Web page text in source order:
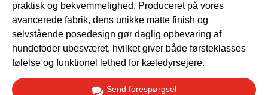
praktisk og bekvemmelighed. Produceret på vores
avancerede fabrik, dens unikke matte finish og
selvstående posedesign gør daglig opbevaring af
hundefoder ubesværet, hvilket giver både førsteklasses
følelse og funktionel lethed for kæledyrsejere.
Send forespørgsel